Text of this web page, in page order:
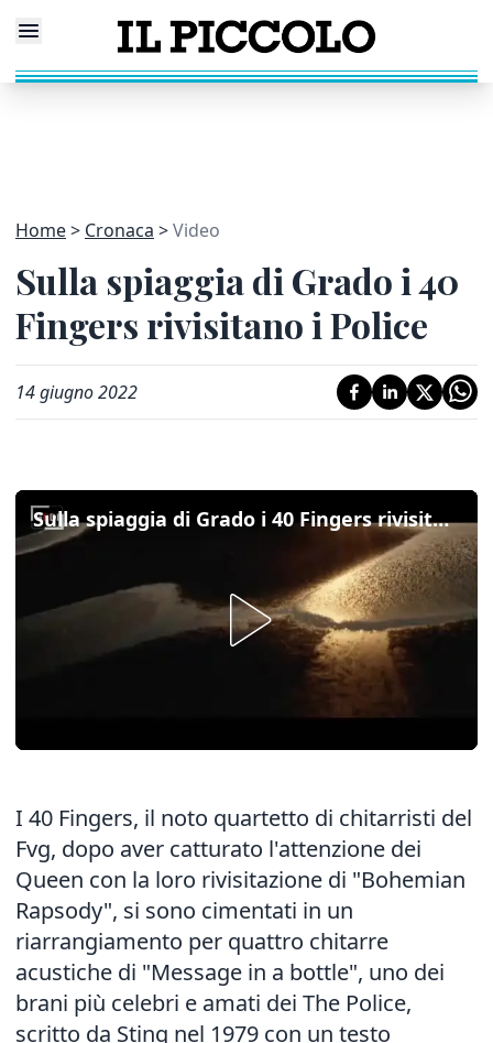
Home Cronaca Video
Sulla spiaggia di Grado i 40
Fingers rivisitano i Police
14 giugno 2022
Sulla spiaggia di Grado i 40 Fingers rivisitano i Police
I 40 Fingers, il noto quartetto di chitarristi del
Fvg, dopo aver catturato l'attenzione dei
Queen con la loro rivisitazione di "Bohemian
Rapsody", si sono cimentati in un
riarrangiamento per quattro chitarre
acustiche di "Message in a bottle", uno dei
brani più celebri e amati dei The Police,
scritto da Sting nel 1979 con un testo